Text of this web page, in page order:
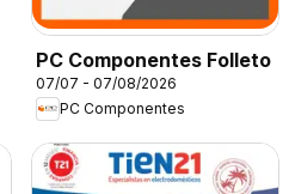
PC Componentes Folleto
07/07 - 07/08/2026
PC Componentes